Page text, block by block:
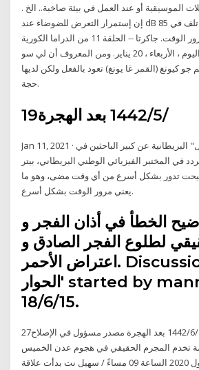
الموسيقية أو عند العمل في بيئة صاخبة.. الخ .
إن إستمرار التعرض للضوضاء عند dB 85 أو أعلى يمكن أن يسبب تلف في
حاسة السمع مع مرور الوقت. جاكرتا -- الحلقة 11 من الدراما الكورية
الجمال الحقيقي سيبث اليوم ، الأربعاء ، 20 يناير. ومن المعروف أن لي سو
جو كيونغ (القمر غا يونغ) تعود بالفعل ولكن لديها
حجة.
19‏‏/5‏‏/1442 بعد الهجرة
Jan 11, 2021 · نقلت صحيفة "ديلي ميل" البريطانية عن كبير الباحثين في
في المختبر الفيزيائي الوطني البريطاني، بيتر
تدور بشكل أسرع من أي وقت مضى، وهو ما
يعني مرور الوقت بشكل أسرع.
الخطأ في أذان الفجر و
لطلوع الفجر الصادق و
اعتراض الأحمر. Discussion in 'منتدى
الحوار' started by mannan,
18/6/15.
27‏‏/5‏‏/1442 بعد الهجرة 6‏‏/6‏‏/1442 بعد الهجرة مصدر مسؤول في الإصلاح
تخدم المجرم الحقيقي في هجوم عدن الخميس
31 ديسمبر-كانون الأول 2020 الساعة 09 مساءً / سهيل نت بدأت علاقة